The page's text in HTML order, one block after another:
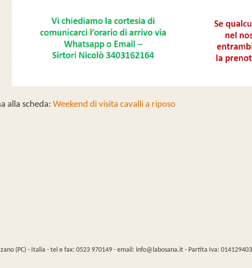
alla scheda:Weekend di visita cavalli a riposo
(PC) - Italia - tel e fax: 0523 970149 - email: info@labosana.it - Partita Iva: